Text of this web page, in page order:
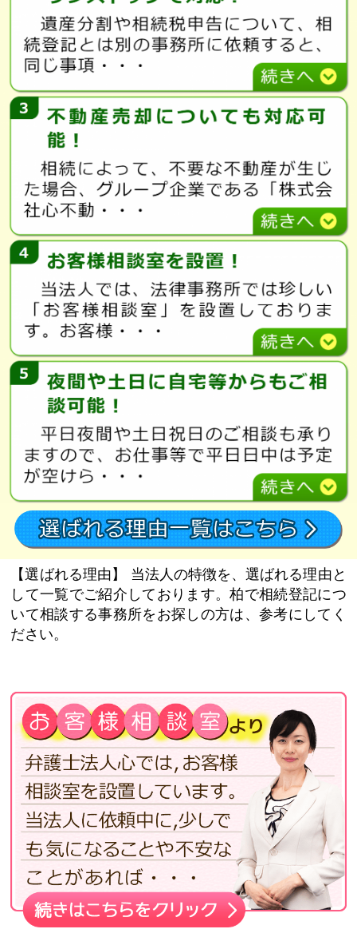
【選ばれる理由】
当法人の特徴を、選ばれる理由と
して一覧でご紹介しております。柏で相続登記につ
いて相談する事務所をお探しの方は、参考にしてく
ださい。